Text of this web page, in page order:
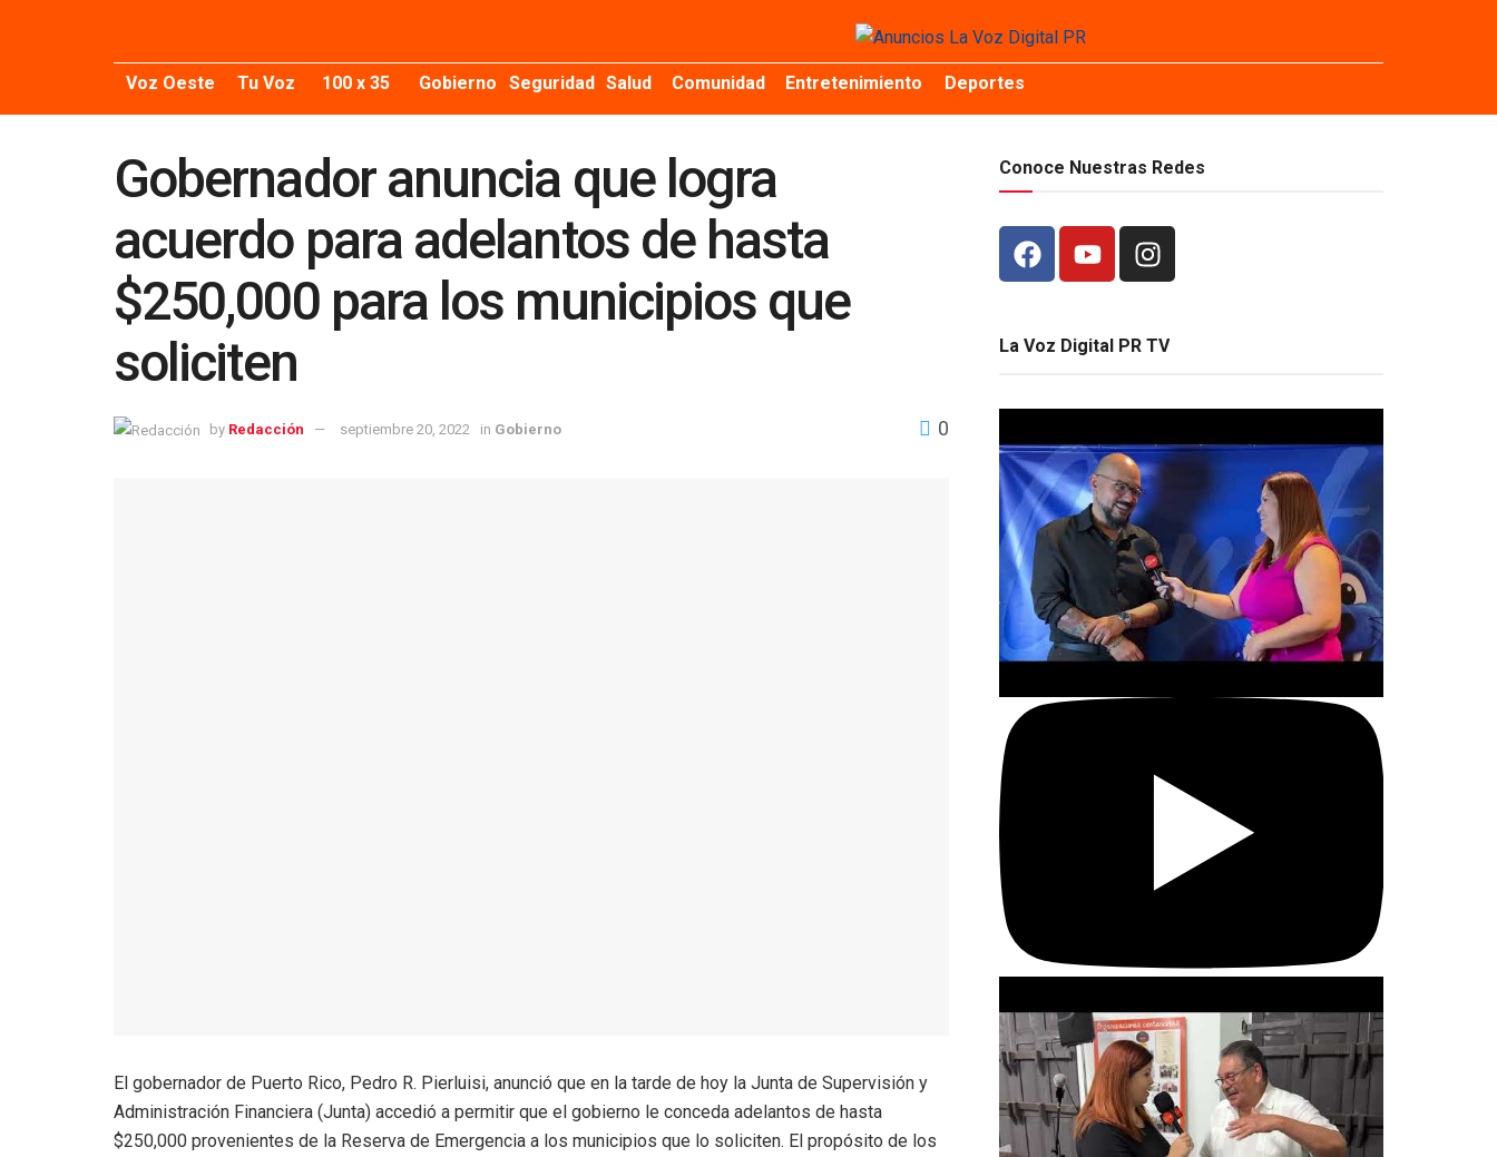
Voz Oeste Tu Voz 100 x 35 Gobierno Seguridad Salud Comunidad Entretenimiento Deportes
Gobernador anuncia que logra
acuerdo para adelantos de hasta
$250,000 para los municipios que
soliciten
by Redacción septiembre 20, 2022 in Gobierno 0
El gobernador de Puerto Rico, Pedro R. Pierluisi, anunció que en la tarde de hoy la Junta de Supervisión y
Administración Financiera (Junta) accedió a permitir que el gobierno le conceda adelantos de hasta
$250,000 provenientes de la Reserva de Emergencia a los municipios que lo soliciten. El propósito de los
Conoce Nuestras Redes
La Voz Digital PR TV